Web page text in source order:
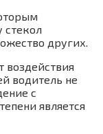
стекол
других.
воздействия
водитель не
с
является